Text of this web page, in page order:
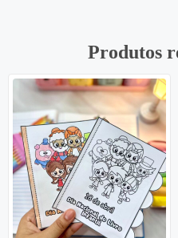
Produtos